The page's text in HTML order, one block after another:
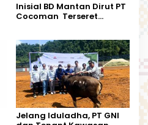
Inisial BD Mantan Dirut PT
Cocoman Terseret
Kalimantan Barat
Jelang Iduladha, PT GNI